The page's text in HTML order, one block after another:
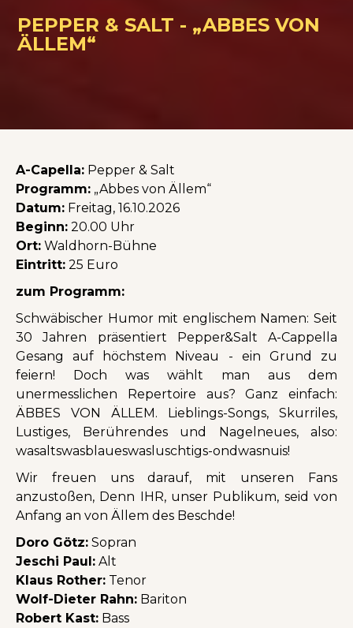
PEPPER & SALT - „ABBES VON
ÄLLEM“
A-Capella: Pepper & Salt
Programm: „Abbes von Ällem“
Datum: Freitag, 16.10.2026
Beginn: 20.00 Uhr
Ort: Waldhorn-Bühne
Eintritt: 25 Euro
zum Programm:
Schwäbischer Humor mit englischem Namen: Seit
30 Jahren präsentiert Pepper&Salt A-Cappella
Gesang auf höchstem Niveau - ein Grund zu
feiern! Doch was wählt man aus dem
unermesslichen Repertoire aus? Ganz einfach:
ÄBBES VON ÄLLEM. Lieblings-Songs, Skurriles,
Lustiges, Berührendes und Nagelneues, also:
wasaltswasblaueswasluschtigs-ondwasnuis!
Wir freuen uns darauf, mit unseren Fans
anzustoßen, Denn IHR, unser Publikum, seid von
Anfang an von Ällem des Beschde!
Doro Götz: Sopran
Jeschi Paul: Alt
Klaus Rother: Tenor
Wolf-Dieter Rahn: Bariton
Robert Kast: Bass